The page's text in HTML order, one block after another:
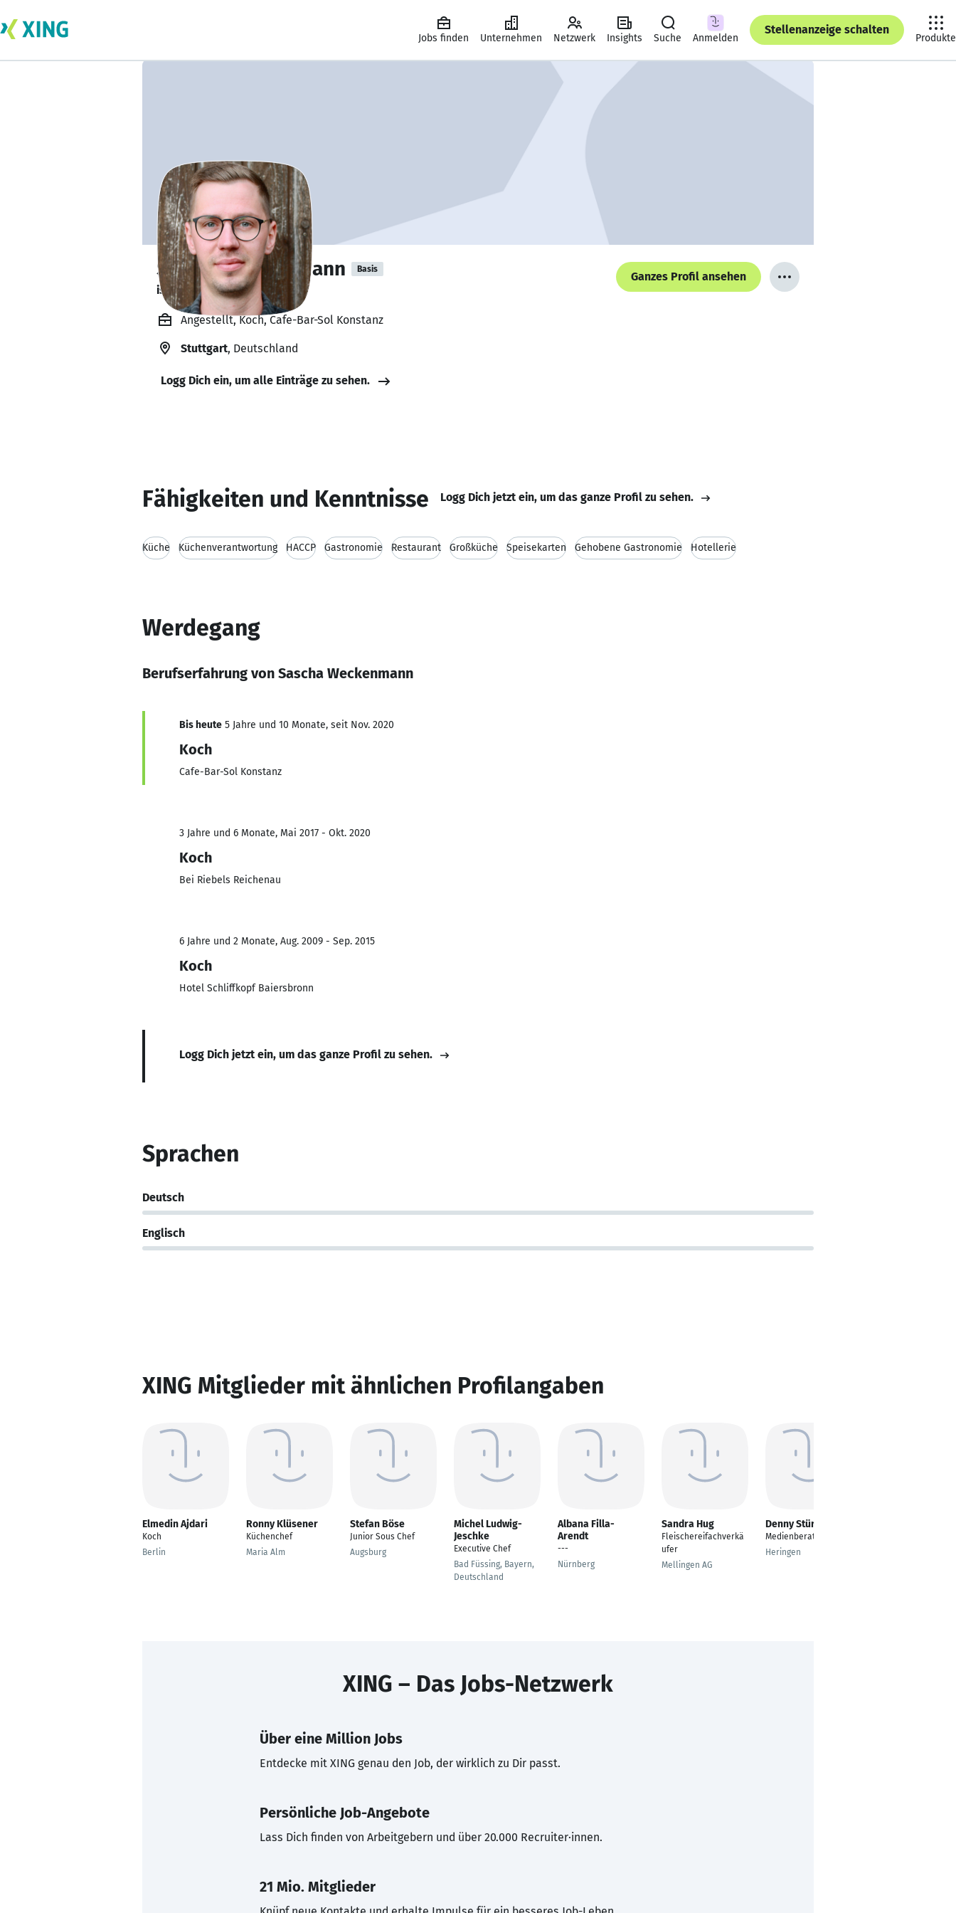
Jobs finden Unternehmen Netzwerk Insights Suche Anmelden
Stellenanzeige schalten
Produkte
Sascha Weckenmann Basis
ist offen für Projekte. 🔎
Ganzes Profil ansehen
Angestellt, Koch, Cafe-Bar-Sol Konstanz
Stuttgart, Deutschland
Logg Dich ein, um alle Einträge zu sehen.
Fähigkeiten und Kenntnisse Logg Dich jetzt ein, um das ganze Profil zu sehen.
Küche Küchenverantwortung HACCP Gastronomie Restaurant Großküche Speisekarten Gehobene Gastronomie Hotellerie
Werdegang
Berufserfahrung von Sascha Weckenmann
Bis heute 5 Jahre und 10 Monate, seit Nov. 2020
Koch
Cafe-Bar-Sol Konstanz
3 Jahre und 6 Monate, Mai 2017 - Okt. 2020
Koch
Bei Riebels Reichenau
6 Jahre und 2 Monate, Aug. 2009 - Sep. 2015
Koch
Hotel Schliffkopf Baiersbronn
Logg Dich jetzt ein, um das ganze Profil zu sehen.
Sprachen
Deutsch
Englisch
XING Mitglieder mit ähnlichen Profilangaben
Elmedin Ajdari
Koch
Berlin
Ronny Klüsener
Küchenchef
Maria Alm
Stefan Böse
Junior Sous Chef
Augsburg
Michel Ludwig-
Jeschke
Executive Chef
Bad Füssing, Bayern,
Deutschland
Albana Filla-
Arendt
---
Nürnberg
Sandra Hug
Fleischereifachverkä
ufer
Mellingen AG
Denny Stürz
Medienberater
Heringen
XING – Das Jobs-Netzwerk
Über eine Million Jobs
Entdecke mit XING genau den Job, der wirklich zu Dir passt.
Persönliche Job-Angebote
Lass Dich finden von Arbeitgebern und über 20.000 Recruiter·innen.
21 Mio. Mitglieder